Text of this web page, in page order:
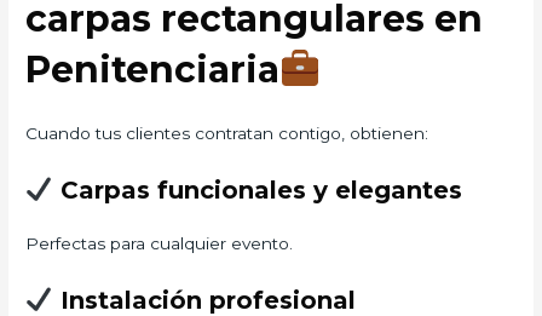
carpas rectangulares en
Penitenciaria
Cuando tus clientes contratan contigo, obtienen:
Carpas funcionales y elegantes
Perfectas para cualquier evento.
Instalación profesional